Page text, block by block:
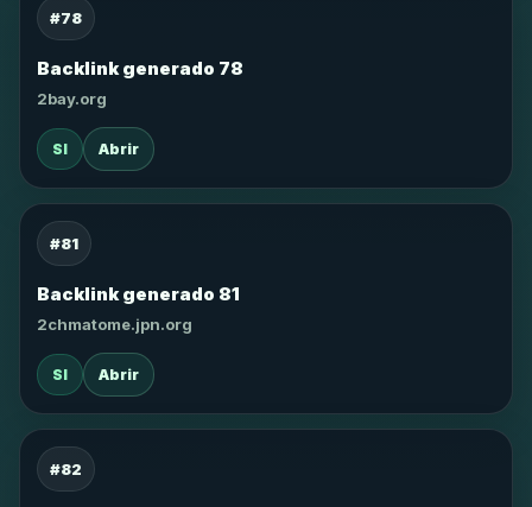
#78
Backlink generado 78
2bay.org
SI Abrir
#81
Backlink generado 81
2chmatome.jpn.org
SI Abrir
#82